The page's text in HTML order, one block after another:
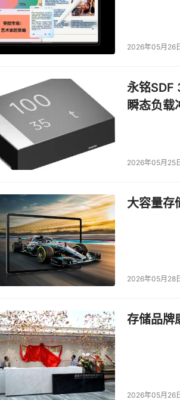
2026年05月26
永铭SDF
瞬态负载
2026年05月25
大容量存
2026年05月28
存储品牌
2026年05月26